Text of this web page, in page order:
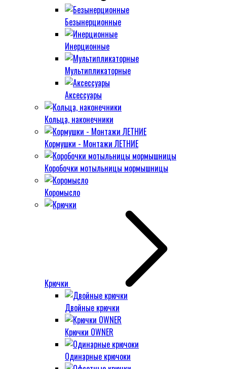
Безынерционные
Инерционные
Мультипликаторные
Аксессуары
Кольца, наконечники
Кормушки - Монтажи ЛЕТНИЕ
Коробочки мотыльницы мормышницы
Коромысло
Крючки
Двойные крючки
Крючки OWNER
Одинарные крючоки